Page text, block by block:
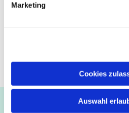
Marketing
Cookies
Auswahl
Ev.-luth.